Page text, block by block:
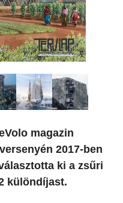
magazin
2017-ben
ki a zsűri
különdíjast.